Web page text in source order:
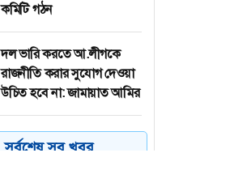
কমিটি গঠন
দল ভারি করতে আ.লীগকে
রাজনীতি করার সুযোগ দেওয়া
উচিত হবে না: জামায়াত আমির
আমের ক্যারেটে অভিনব
সর্বশেষ সব খবর